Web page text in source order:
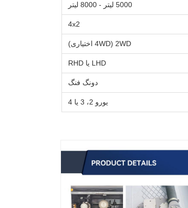
5000 لیتر - 8000 لیتر
4x2
2WD (4WD اختیاری)
LHD یا RHD
دونگ فنگ
یورو 2، 3 یا 4